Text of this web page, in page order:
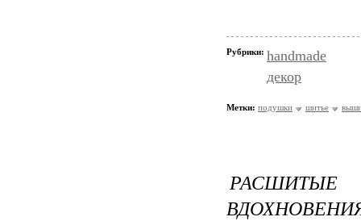
Рубрики: handmade
декор
Метки: подушки шитье